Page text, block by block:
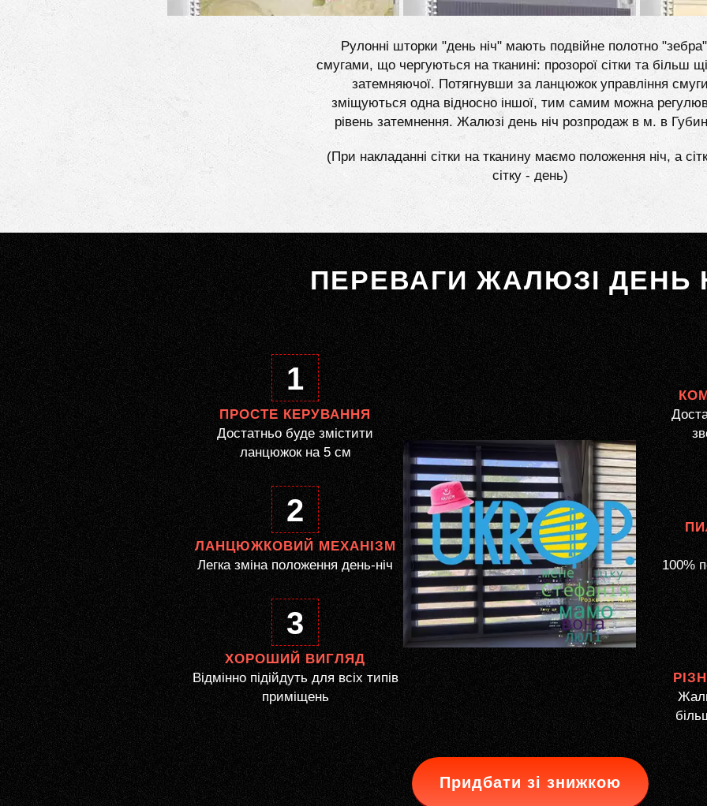
Рулонні шторки "день ніч" мають подвійне полотно "зебра"
смугами, що чергуються на тканині: прозорої сітки та більш
затемняючої. Потягнувши за ланцюжок управління
зміщуються одна відносно іншої, тим самим можна
рівень затемнення. Жалюзі день ніч розпродаж в м. в
(При накладанні сітки на тканину маємо положення ніч, а
сітку - день)
ПЕРЕВАГИ ЖАЛЮЗІ ДЕНЬ
1
ПРОСТЕ КЕРУВАННЯ
Достатньо буде змістити
ланцюжок на 5 см
2
ЛАНЦЮЖКОВИЙ МЕХАНІЗМ
Легка зміна положення день-ніч
3
ХОРОШИЙ ВИГЛЯД
Відмінно підійдуть для всіх типів
приміщень
100%
Придбати зі знижкою